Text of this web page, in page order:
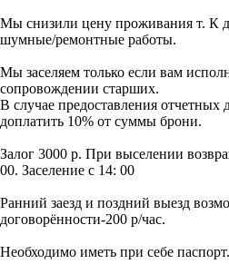
Мы снизили цену проживания т. К
шумные/ремонтные работы.
Мы заселяем только если вам
сопровождении старших.
В случае предоставления отчетных
доплатить 10% от суммы брони.
Залог 3000 р. При выселении
00. Заселение с 14: 00
Ранний заезд и поздний выезд
договорённости-200 р/час.
Необходимо иметь при себе паспорт.